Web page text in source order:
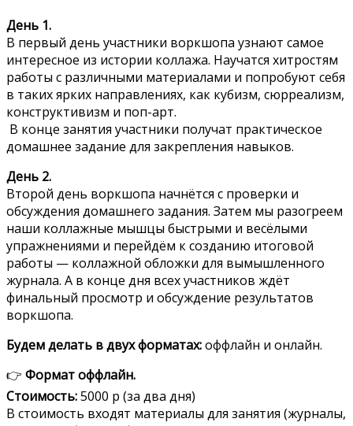
День 1.
В первый день участники воркшопа узнают самое
интересное из истории коллажа. Научатся хитростям
работы с различными материалами и попробуют себя
в таких ярких направлениях, как кубизм, сюрреализм,
конструктивизм и поп-арт.
В конце занятия участники получат практическое
домашнее задание для закрепления навыков.
День 2.
Второй день воркшопа начнётся с проверки и
обсуждения домашнего задания. Затем мы разогреем
наши коллажные мышцы быстрыми и весёлыми
упражнениями и перейдём к созданию итоговой
работы — коллажной обложки для вымышленного
журнала. А в конце дня всех участников ждёт
финальный просмотр и обсуждение результатов
воркшопа.
Будем делать в двух форматах:оффлайн и онлайн.
👉 Формат оффлайн.
Стоимость:5000 р (за два дня)
В стоимость входят материалы для занятия (журналы,